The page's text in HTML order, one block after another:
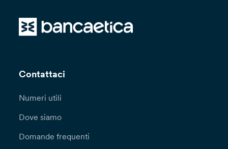
Contattaci
Numeri utili
Dove siamo
Domande frequenti